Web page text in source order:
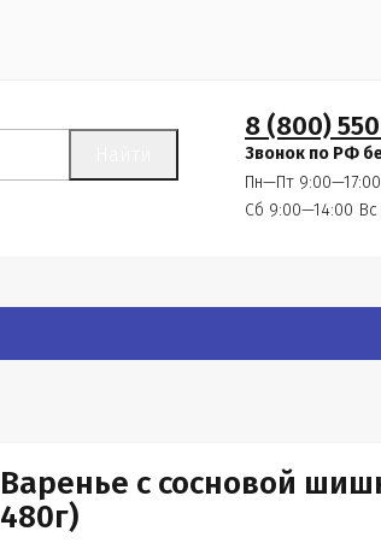
8 (800)
Звонок по РФ
Пн—Пт 9:00—17:00
Сб 9:00—14:00
Варенье с сосновой
480г)